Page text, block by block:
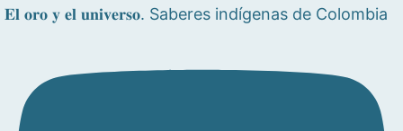
𝐄𝐥 𝐨𝐫𝐨 𝐲 𝐞𝐥 𝐮𝐧𝐢𝐯𝐞𝐫𝐬𝐨. Saberes indígenas de Colombia